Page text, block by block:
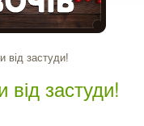
від застуди!
від застуди!